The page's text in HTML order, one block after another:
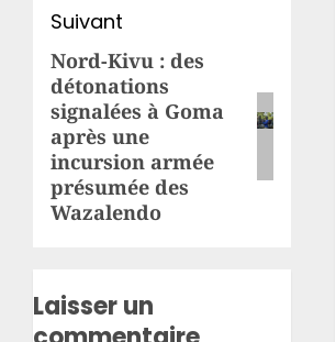
Suivant
Article
suivant:
Nord-Kivu : des
détonations
signalées à Goma
après une
incursion armée
présumée des
Wazalendo
Laisser un